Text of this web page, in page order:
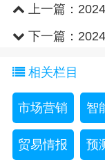
上一篇：
价格情况
下一篇：
相关栏目
市场营销 智
贸易情报 预